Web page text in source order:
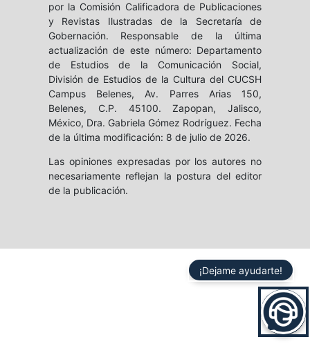
por la Comisión Calificadora de Publicaciones
y Revistas Ilustradas de la Secretaría de
Gobernación. Responsable de la última
actualización de este número: Departamento
de Estudios de la Comunicación Social,
División de Estudios de la Cultura del CUCSH
Campus Belenes, Av. Parres Arias 150,
Belenes, C.P. 45100. Zapopan, Jalisco,
México, Dra. Gabriela Gómez Rodríguez. Fecha
de la última modificación: 8 de julio de 2026.
Las opiniones expresadas por los autores no
necesariamente reflejan la postura del editor
de la publicación.
¡Dejame ayudarte!